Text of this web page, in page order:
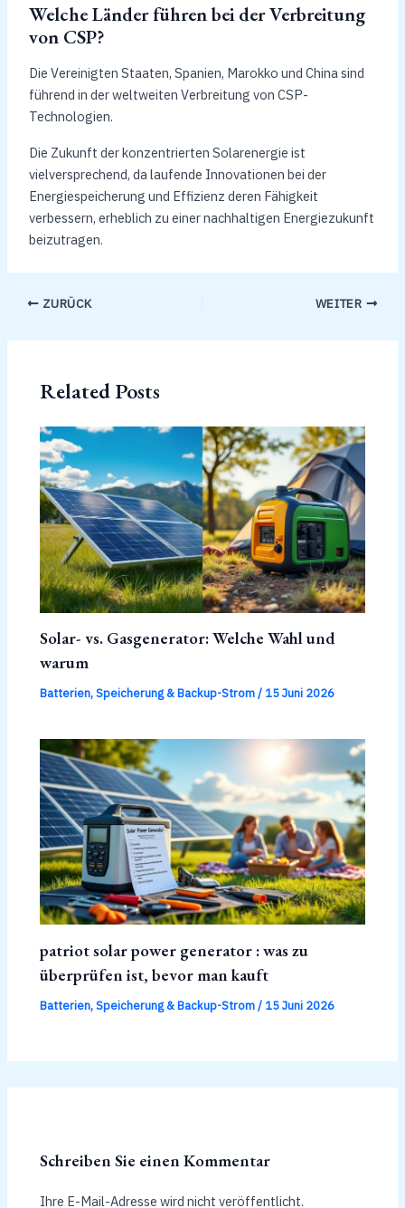
Welche Länder führen bei der Verbreitung
von CSP?
Die Vereinigten Staaten, Spanien, Marokko und China sind
führend in der weltweiten Verbreitung von CSP-
Technologien.
Die Zukunft der konzentrierten Solarenergie ist
vielversprechend, da laufende Innovationen bei der
Energiespeicherung und Effizienz deren Fähigkeit
verbessern, erheblich zu einer nachhaltigen Energiezukunft
beizutragen.
ZURÜCK WEITER
Related Posts
Solar- vs. Gasgenerator: Welche Wahl und
warum
Batterien, Speicherung & Backup-Strom/ 15 Juni 2026
patriot solar power generator : was zu
überprüfen ist, bevor man kauft
Batterien, Speicherung & Backup-Strom/ 15 Juni 2026
Schreiben Sie einen Kommentar
Ihre E-Mail-Adresse wird nicht veröffentlicht.